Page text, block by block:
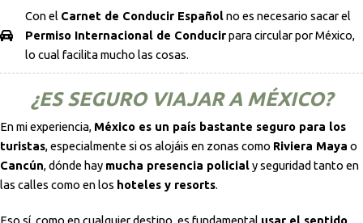
Con el Carnet de Conducir Españolno es necesario sacar el
Permiso Internacional de Conducirpara circular por México,
lo cual facilita mucho las cosas.
¿ES SEGURO VIAJAR A MÉXICO?
En mi experiencia, México es un país bastante seguro para los
turistas, especialmente si os alojáis en zonas como Riviera Maya o
Cancún, dónde hay mucha presencia policialy seguridad tanto en
las calles como en los hoteles y resorts.